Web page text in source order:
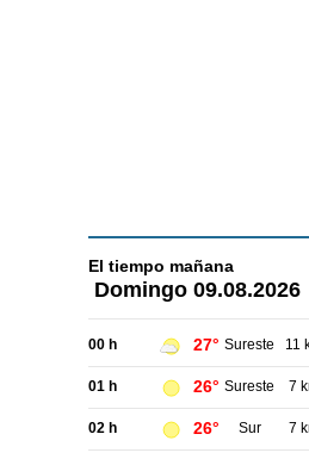
El tiempo mañana
Domingo 09.08.2026
00 h 27° Sureste 11
01 h 26° Sureste 7
02 h 26° Sur 7